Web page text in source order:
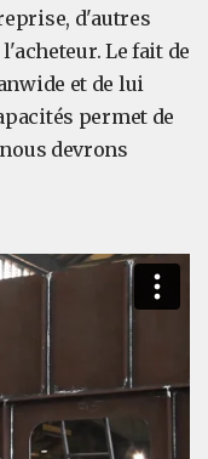
d'autres
Le fait de
et de lui
permet de
devrons